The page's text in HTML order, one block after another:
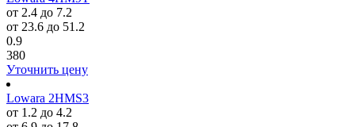
от 2.4 до 7.2
от 23.6 до 51.2
0.9
380
Уточнить цену
Lowara 2HMS3
от 1.2 до 4.2